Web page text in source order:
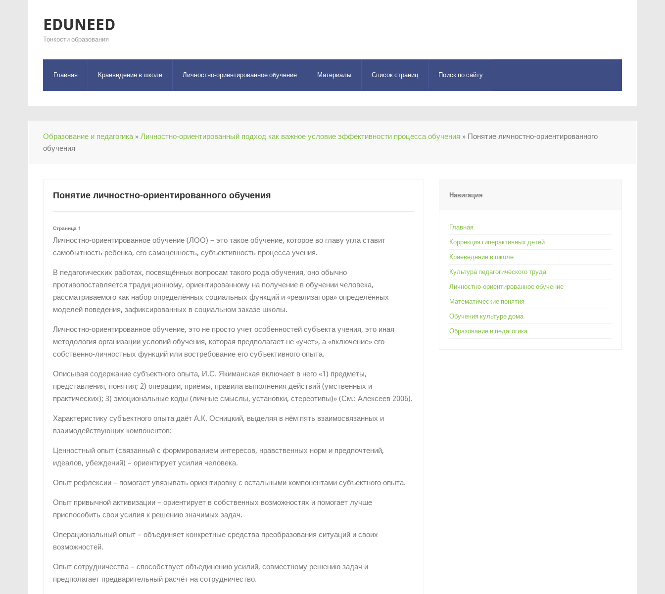
EDUNEED
Тонкости образования
Главная Краеведение в школе Личностно-ориентированное обучение Материалы Список страниц Поиск по сайту
Образование и педагогика» Личностно-ориентированный подход как важное условие эффективности процесса обучения » Понятие личностно-ориентированного
обучения
Понятие личностно-ориентированного обучения
Страница 1
Личностно-ориентированное обучение (ЛОО) – это такое обучение, которое во главу угла ставит
самобытность ребенка, его самоценность, субъективность процесса учения.
В педагогических работах, посвящённых вопросам такого рода обучения, оно обычно
противопоставляется традиционному, ориентированному на получение в обучении человека,
рассматриваемого как набор определённых социальных функций и «реализатора» определённых
моделей поведения, зафиксированных в социальном заказе школы.
Личностно-ориентированное обучение, это не просто учет особенностей субъекта учения, это иная
методология организации условий обучения, которая предполагает не «учет», а «включение» его
собственно-личностных функций или востребование его субъективного опыта.
Описывая содержание субъектного опыта, И.С. Якиманская включает в него «1) предметы,
представления, понятия; 2) операции, приёмы, правила выполнения действий (умственных и
практических); 3) эмоциональные коды (личные смыслы, установки, стереотипы)» (См.: Алексеев 2006).
Характеристику субъектного опыта даёт А.К. Осницкий, выделяя в нём пять взаимосвязанных и
взаимодействующих компонентов:
Ценностный опыт (связанный с формированием интересов, нравственных норм и предпочтений,
идеалов, убеждений) – ориентирует усилия человека.
Опыт рефлексии – помогает увязывать ориентировку с остальными компонентами субъектного опыта.
Опыт привычной активизации – ориентирует в собственных возможностях и помогает лучше
приспособить свои усилия к решению значимых задач.
Операциональный опыт – объединяет конкретные средства преобразования ситуаций и своих
возможностей.
Опыт сотрудничества – способствует объединению усилий, совместному решению задач и
предполагает предварительный расчёт на сотрудничество.
Навигация
Главная
Коррекция гиперактивных детей
Краеведение в школе
Культура педагогического труда
Личностно-ориентированное обучение
Математические понятия
Обучения культуре дома
Образование и педагогика